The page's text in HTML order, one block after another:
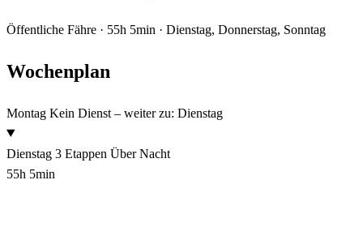
Öffentliche Fähre · 55h 5min · Dienstag, Donnerstag, Sonntag
Wochenplan
Montag Kein Dienst – weiter zu: Dienstag
Dienstag 3 Etappen Über Nacht
55h 5min